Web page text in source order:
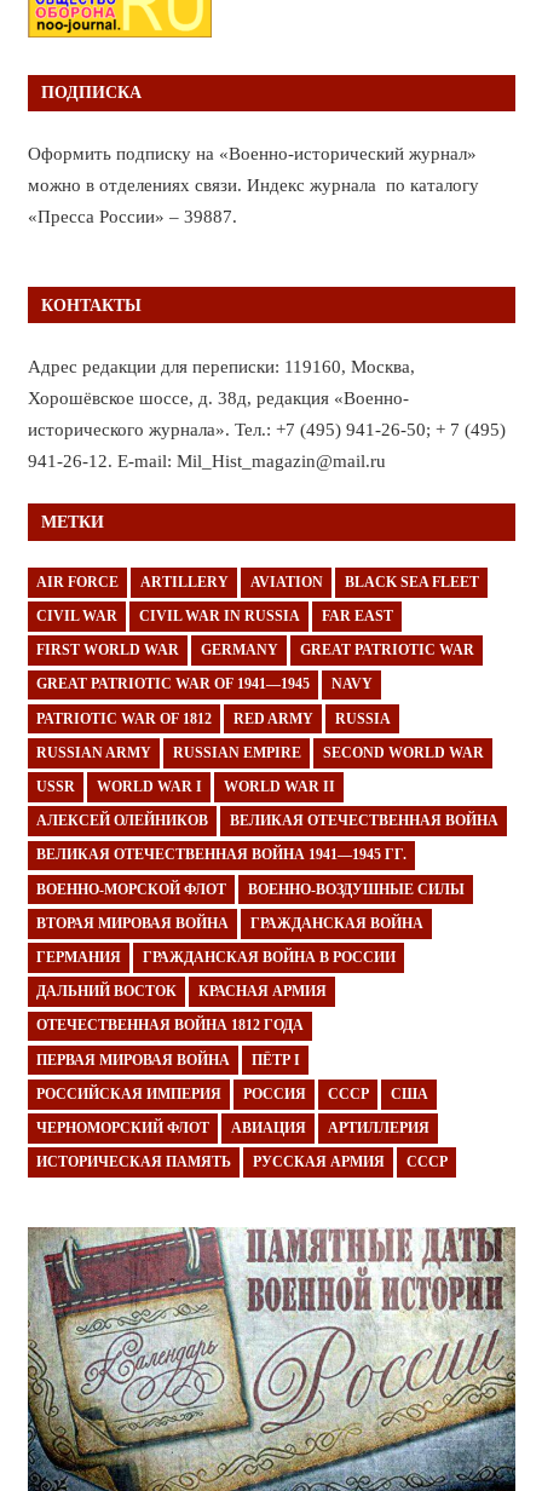
ПОДПИСКА
Оформить подписку на «Военно-исторический журнал»
можно в отделениях связи. Индекс журнала по каталогу
«Пресса России» – 39887.
КОНТАКТЫ
Адрес редакции для переписки: 119160, Москва,
Хорошёвское шоссе, д. 38д, редакция «Военно-
исторического журнала». Тел.: +7 (495) 941-26-50; + 7 (495)
941-26-12. E-mail: Mil_Hist_magazin@mail.ru
МЕТКИ
AIR FORCE ARTILLERY AVIATION BLACK SEA FLEET
CIVIL WAR CIVIL WAR IN RUSSIA FAR EAST
FIRST WORLD WAR GERMANY GREAT PATRIOTIC WAR
GREAT PATRIOTIC WAR OF 1941—1945 NAVY
PATRIOTIC WAR OF 1812 RED ARMY RUSSIA
RUSSIAN ARMY RUSSIAN EMPIRE SECOND WORLD WAR
USSR WORLD WAR I WORLD WAR II
АЛЕКСЕЙ ОЛЕЙНИКОВ ВЕЛИКАЯ ОТЕЧЕСТВЕННАЯ ВОЙНА
ВЕЛИКАЯ ОТЕЧЕСТВЕННАЯ ВОЙНА 1941—1945 ГГ.
ВОЕННО-МОРСКОЙ ФЛОТ ВОЕННО-ВОЗДУШНЫЕ СИЛЫ
ВТОРАЯ МИРОВАЯ ВОЙНА ГРАЖДАНСКАЯ ВОЙНА
ГЕРМАНИЯ ГРАЖДАНСКАЯ ВОЙНА В РОССИИ
ДАЛЬНИЙ ВОСТОК КРАСНАЯ АРМИЯ
ОТЕЧЕСТВЕННАЯ ВОЙНА 1812 ГОДА
ПЕРВАЯ МИРОВАЯ ВОЙНА ПЁТР I
РОССИЙСКАЯ ИМПЕРИЯ РОССИЯ СССР США
ЧЕРНОМОРСКИЙ ФЛОТ АВИАЦИЯ АРТИЛЛЕРИЯ
ИСТОРИЧЕСКАЯ ПАМЯТЬ РУССКАЯ АРМИЯ СССР